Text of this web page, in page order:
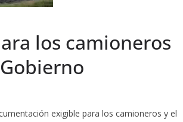
los camioneros
exigible para los camioneros y el